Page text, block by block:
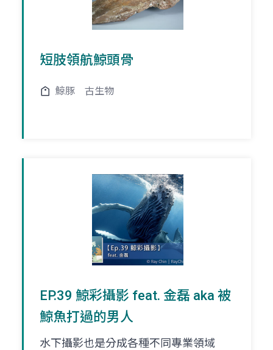
短肢領航鯨頭骨
鯨豚 古生物
EP.39 鯨彩攝影 feat. 金磊 aka 被
鯨魚打過的男人
水下攝影也是分成各種不同專業領域